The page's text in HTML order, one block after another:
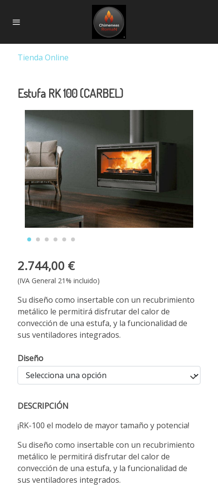
Tienda Online
Estufa RK 100 (CARBEL)
2.744,00 €
(IVA General 21% incluido)
Su diseño como insertable con un recubrimiento
metálico le permitirá disfrutar del calor de
convección de una estufa, y la funcionalidad de
sus ventiladores integrados.
Diseño
DESCRIPCIÓN
¡RK-100 el modelo de mayor tamaño y potencia!
Su diseño como insertable con un recubrimiento
metálico le permitirá disfrutar del calor de
convección de una estufa, y la funcionalidad de
sus ventiladores integrados.